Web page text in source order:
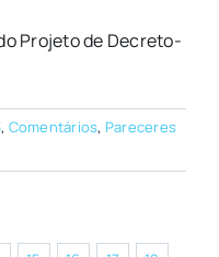
Projeto de Decreto-
, Comentários, Pareceres